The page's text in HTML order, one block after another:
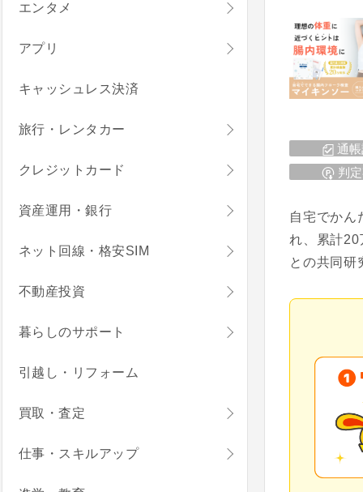
通
判
自宅でかん
れ、累計20
との共同研
エンタメ
アプリ
キャッシュレス決済
旅行・レンタカー
クレジットカード
資産運用・銀行
ネット回線・格安SIM
不動産投資
暮らしのサポート
引越し・リフォーム
買取・査定
仕事・スキルアップ